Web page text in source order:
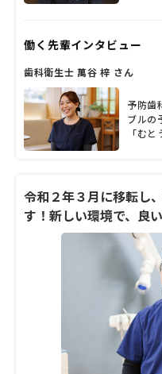
で、
にも表
報提供
あくま
いる
働く先輩インタビュー
歯科衛生士 萬谷 梓 さん
予防歯
ブルの
「む
ます。
みんな
とか。
ともあ
多く
現在は
ころ
して
ます」
院の魅
令和２年３月に移転し
す！新しい環境で、良
生士さん大募集です！